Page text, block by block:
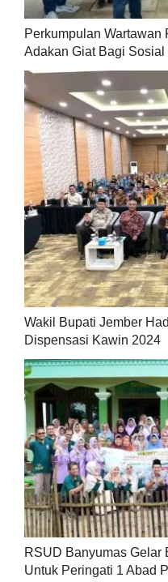
Perkumpulan Wartawan
Adakan Giat Bagi Sosial
Wakil Bupati Jember
Dispensasi Kawin 2024
RSUD Banyumas
Untuk Peringati 1 Abad